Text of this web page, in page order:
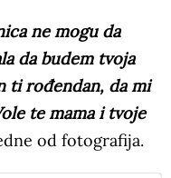
ne mogu da
da budem tvoja
ti rođendan, da mi
te mama i tvoje
od fotografija.